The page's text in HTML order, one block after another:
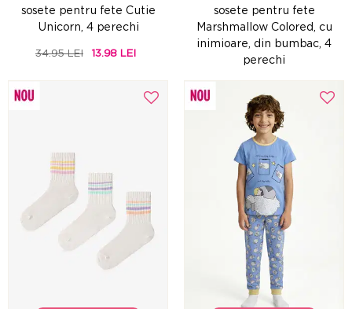
sosete pentru fete Cutie
Unicorn, 4 perechi
34.95 LEI 13.98 LEI
sosete pentru fete
Marshmallow Colored, cu
inimioare, din bumbac, 4
perechi